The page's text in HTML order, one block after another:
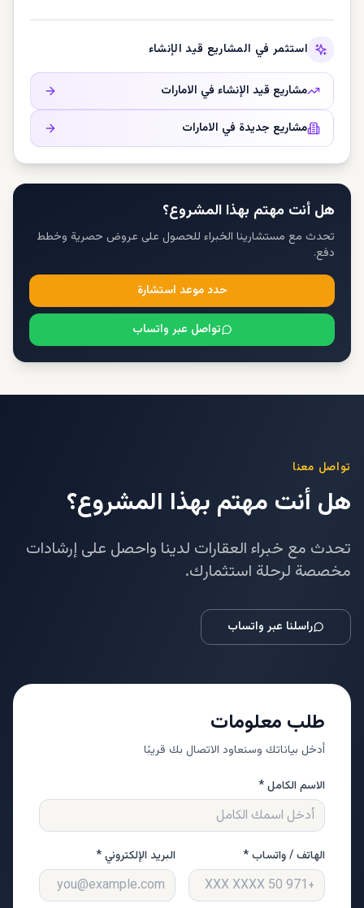
استثمر في المشاريع قيد الإنشاء
مشاريع قيد الإنشاء في الامارات
مشاريع جديدة في الامارات
هل أنت مهتم بهذا المشروع؟
تحدث مع مستشارينا الخبراء للحصول على عروض حصرية وخطط
دفع.
حدد موعد استشارة
تواصل عبر واتساب
تواصل معنا
هل أنت مهتم بهذا المشروع؟
تحدث مع خبراء العقارات لدينا واحصل على إرشادات
مخصصة لرحلة استثمارك.
راسلنا عبر واتساب
طلب معلومات
أدخل بياناتك وسنعاود الاتصال بك قريبًا
الاسم الكامل *
الهاتف / واتساب * البريد الإلكتروني *